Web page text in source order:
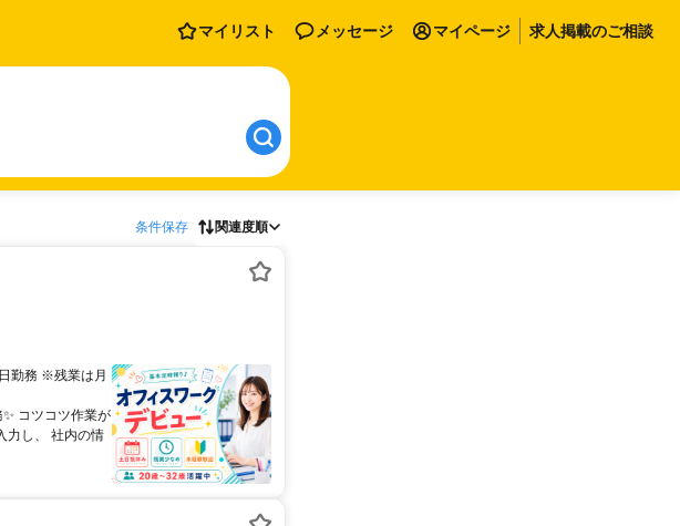
マイリスト メッセージ マイページ 求人掲載のご相談
条件保存 関連度順
勤務 ※残業は月
コツコツ作業が
力し、 社内の情